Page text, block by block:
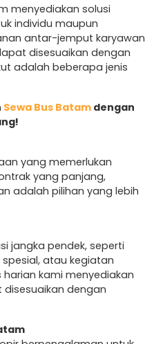
menyediakan solusi
individu maupun
antar-jemput karyawan
disesuaikan dengan
adalah beberapa jenis
Sewa Bus Batam dengan
yang memerlukan
yang panjang,
adalah pilihan yang lebih
jangka pendek, seperti
atau kegiatan
kami menyediakan
dengan